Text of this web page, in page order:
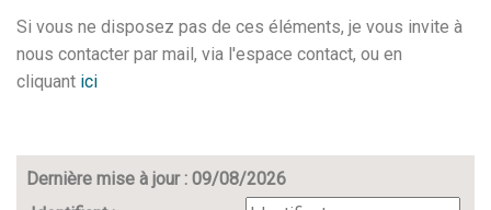
Si vous ne disposez pas de ces éléments, je vous invite à
nous contacter par mail, via l'espace contact, ou en
cliquant ici
Dernière mise à jour : 09/08/2026